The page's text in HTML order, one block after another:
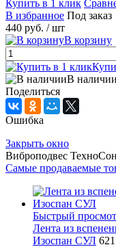
Купить в 1 клик
В избранное Под заказ
440 руб. / шт
В корзину
В наличии
Поделиться
Ошибка
Закрыть окно
Виброподвес
Самые продаваемые
Быстрый
Лента из
Изоспан СУЛ